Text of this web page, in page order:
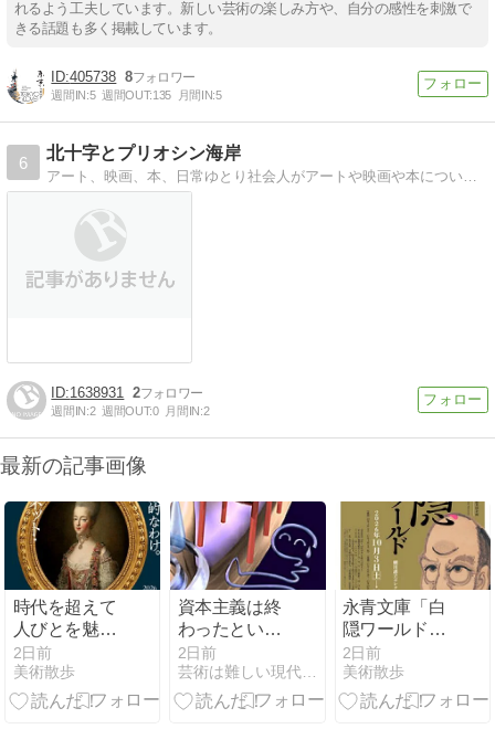
れるよう工夫しています。新しい芸術の楽しみ方や、自分の感性を刺激で
きる話題も多く掲載しています。
405738 8
週間IN:5 週間OUT:135 月間IN:5
6
北十字とプリオシン海岸
1638931 2
週間IN:2 週間OUT:0 月間IN:2
最新の記事画像
時代を超えて
人びとを魅了
し続ける王妃
の「スタイ
ル」を紹介
2日前
美術散歩
資本主義は終
わったという
論説にご注意
【言葉の定義
がまちまちな
2日前
永青文庫「白
隠ワールド―
細川護立コレ
クションのは
じまり―」
2日前
美術散歩